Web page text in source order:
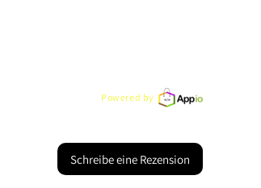
Powered by
Schreibe eine Rezension